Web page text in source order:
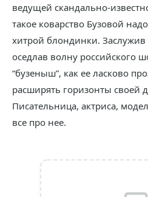
ведущей скандально-
такое коварство Бузовой
хитрой блондинки.
оседлав волну российского
“бузеныш”, как ее ласково
расширять горизонты своей
Писательница, актриса,
все про нее.